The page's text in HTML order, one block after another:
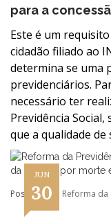
para a
Este é um
cidadão filiado ao
determina se uma
previdenciários.
necessário ter
Previdência
que a qualidade
JUN
30
Postado em: Reforma da